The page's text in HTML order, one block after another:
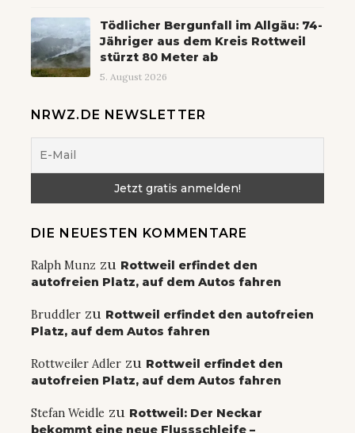
Tödlicher Bergunfall im Allgäu: 74-
Jähriger aus dem Kreis Rottweil
stürzt 80 Meter ab
5. August 2026
NRWZ.DE NEWSLETTER
DIE NEUESTEN KOMMENTARE
Ralph Munz zu Rottweil erfindet den
autofreien Platz, auf dem Autos fahren
Bruddler zu Rottweil erfindet den autofreien
Platz, auf dem Autos fahren
Rottweiler Adler zu Rottweil erfindet den
autofreien Platz, auf dem Autos fahren
Stefan Weidle zu Rottweil: Der Neckar
bekommt eine neue Flussschleife –